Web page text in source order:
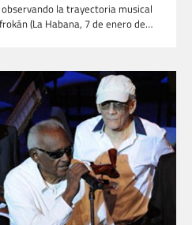
la trayectoria musical
(La Habana, 7 de enero de…